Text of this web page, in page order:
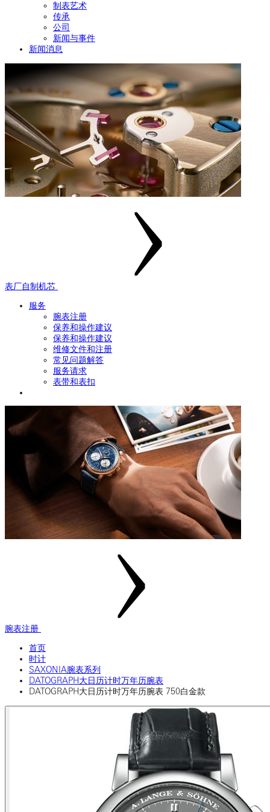
制表艺术
传承
公司
新闻与事件
新闻消息
表厂自制机芯
服务
腕表注册
保养和操作建议
保养和操作建议
维修文件和注册
常见问题解答
服务请求
表带和表扣
腕表注册
首页
时计
SAXONIA腕表系列
DATOGRAPH大日历计时万年历腕表
DATOGRAPH大日历计时万年历腕表 750白金款